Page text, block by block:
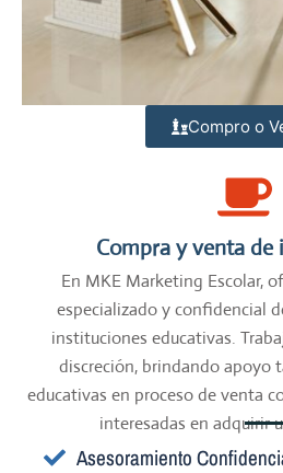
Compro o
Compra y venta de
En MKE Marketing Escolar,
especializado y confidencial
instituciones educativas.
discreción, brindando apoyo
educativas en proceso de venta
interesadas en adquirir
Asesoramiento